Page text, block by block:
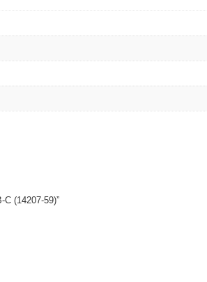
Cams y Body Cams
AnalógicosVideoporteros IP
(14207-59)”